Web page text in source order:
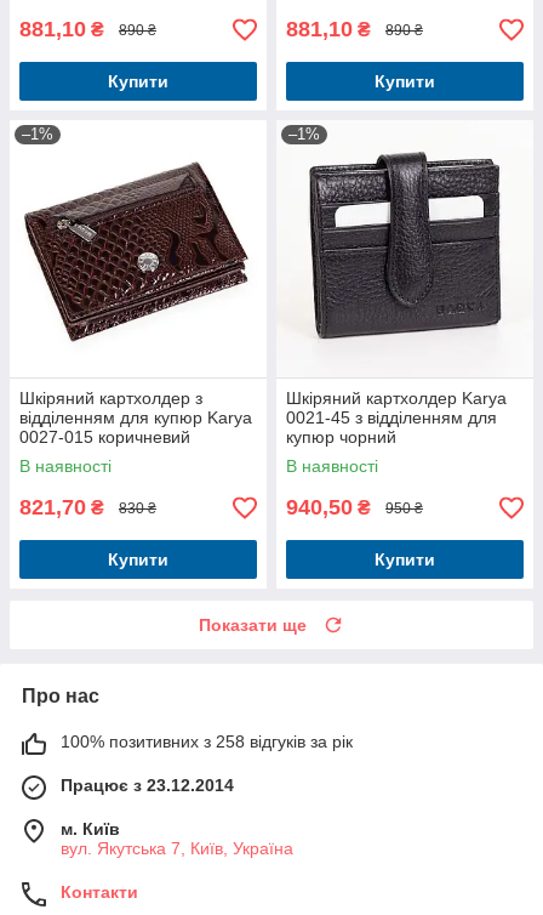
881,10 ₴ 890 ₴
Купити
881,10 ₴ 890 ₴
Купити
–1%
Шкіряний картхолдер з
відділенням для купюр Karya
0027-015 коричневий
В наявності
821,70 ₴ 830 ₴
Купити
–1%
Шкіряний картхолдер Karya
0021-45 з відділенням для
купюр чорний
В наявності
940,50 ₴ 950 ₴
Купити
Показати ще
Про нас
100% позитивних з 258 відгуків за рік
Працює з 23.12.2014
м. Київ
вул. Якутська 7, Київ, Україна
Контакти